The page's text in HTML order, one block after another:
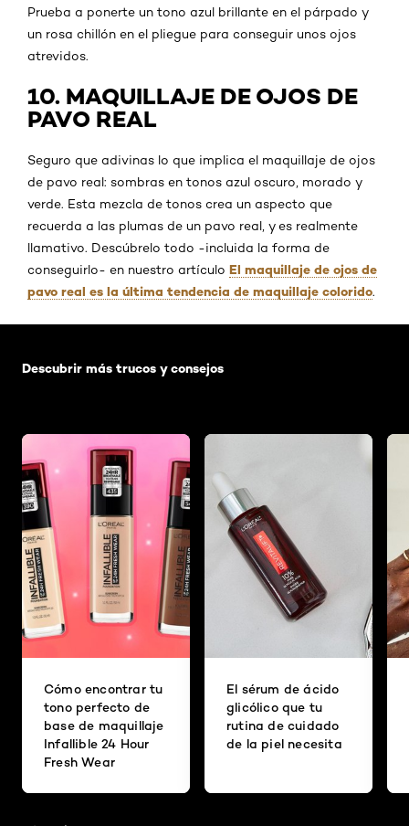
Prueba a ponerte un tono azul brillante en el párpado y
un rosa chillón en el pliegue para conseguir unos ojos
atrevidos.
10. MAQUILLAJE DE OJOS DE
PAVO REAL
Seguro que adivinas lo que implica el maquillaje de ojos
de pavo real: sombras en tonos azul oscuro, morado y
verde. Esta mezcla de tonos crea un aspecto que
recuerda a las plumas de un pavo real, y es realmente
llamativo. Descúbrelo todo -incluida la forma de
conseguirlo- en nuestro artículo El maquillaje de ojos de
pavo real es la última tendencia de maquillaje colorido.
Descubrir más trucos y consejos
Cómo encontrar tu
tono perfecto de
base de maquillaje
Infallible 24 Hour
Fresh Wear
El sérum de ácido
glicólico que tu
rutina de cuidado
de la piel necesita